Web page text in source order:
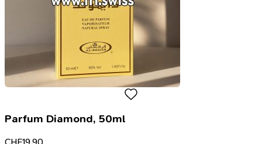
Parfum Diamond, 50ml